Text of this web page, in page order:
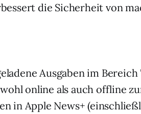
die Sicherheit von
Ausgaben im
online als auch offline
in Apple News+